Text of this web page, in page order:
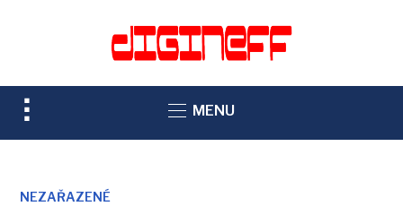
TOGGLE
SIDEBAR
NAVIGATION
MENU
NEZAŘAZENÉ